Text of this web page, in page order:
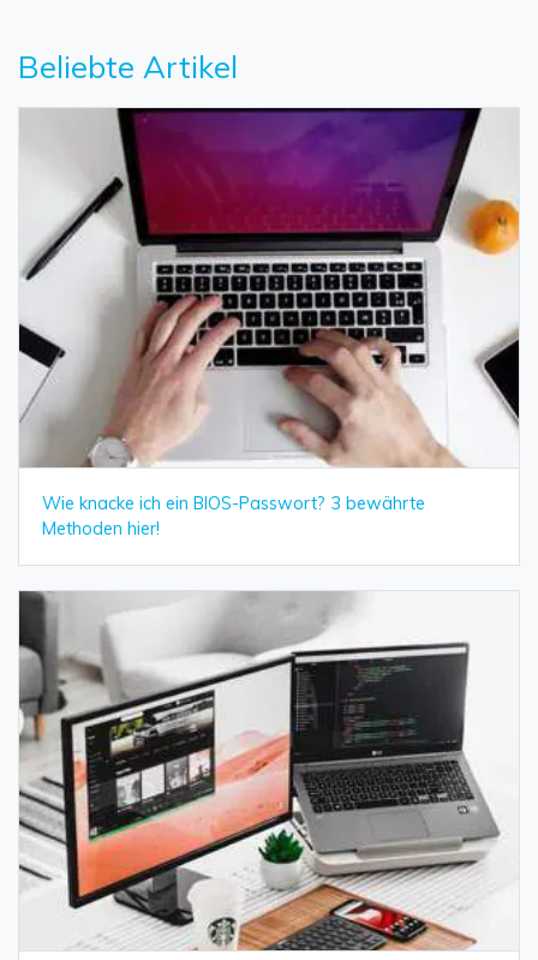
Beliebte Artikel
Wie knacke ich ein BIOS-Passwort? 3 bewährte
Methoden hier!